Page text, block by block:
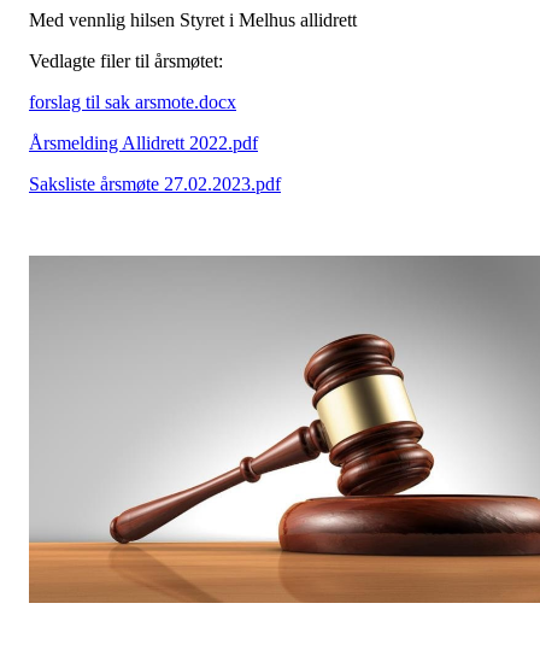
Med vennlig hilsen Styret i Melhus allidrett
Vedlagte filer til årsmøtet:
forslag til sak arsmote.docx
Årsmelding Allidrett 2022.pdf
Saksliste årsmøte 27.02.2023.pdf